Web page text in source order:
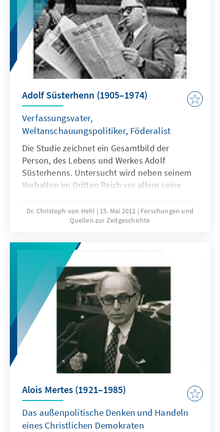
deutschen Politik wurden erforderlich.
Adolf Süsterhenn (1905–1974)
Verfassungsvater,
Weltanschauungspolitiker, Föderalist
Die Studie zeichnet ein Gesamtbild der
Person, des Lebens und Werkes Adolf
Süsterhenns. Untersucht wird neben seinem
Verhalten im Dritten Reich vor allem seine
sein Wirken als katholischer Weltan-
schauungspolitiker sowie sein Einfluss und
konfessionell gegründeten CDU.
Dr. Christoph von Hehl 15. Mai 2012
Forschungen und
Quellen zur Zeitgeschichte
Alois Mertes (1921–1985)
Das außenpolitische Denken und Handeln
eines Christlichen Demokraten